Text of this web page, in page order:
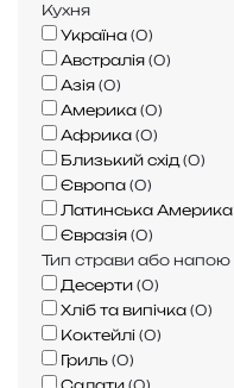
с
м
а
к
и
,
ф
о
р
м
а
т
и
т
а
Кухня
Україна (0)
Австралія (0)
Азія (0)
Америка (0)
Африка (0)
Близький схід (0)
Європа (0)
Латинська Америка
Євразія (0)
Тип страви або напою
Десерти (0)
Хліб та випічка (0)
Коктейлі (0)
Гриль (0)